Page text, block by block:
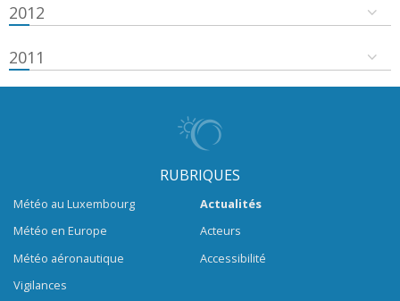
2012
2011
RUBRIQUES
Météo au Luxembourg
Météo en Europe
Météo aéronautique
Vigilances
Actualités
Acteurs
Accessibilité